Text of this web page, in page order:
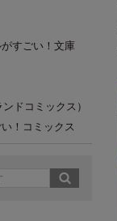
すごい！文庫
ドコミックス）
！コミックス